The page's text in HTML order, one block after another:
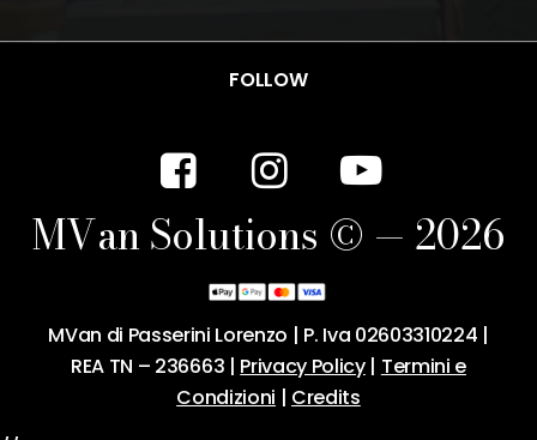
FOLLOW
MVanSolutions © — 2026
MVan di Passerini Lorenzo | P. Iva 02603310224 |
REA TN – 236663 | Privacy Policy| Termini e
Condizioni | Credits